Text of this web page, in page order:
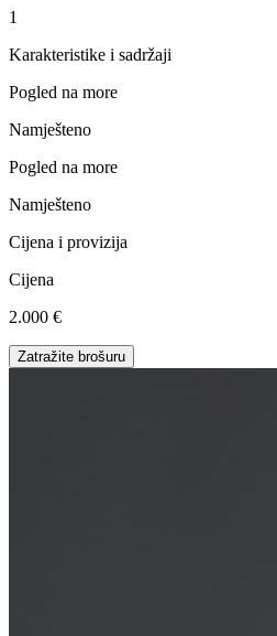
1
Karakteristike i sadržaji
Pogled na more
Namješteno
Pogled na more
Namješteno
Cijena i provizija
Cijena
2.000 €
Zatražite brošuru